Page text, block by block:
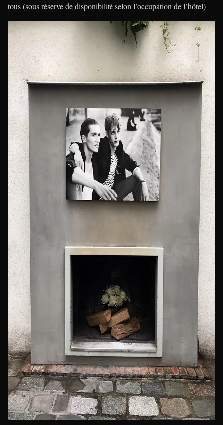
tous (sous réserve de disponibilité selon l’occupation de l’hôtel)